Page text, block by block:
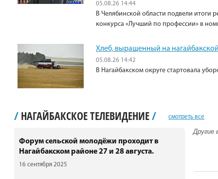
05.08.26 14:44
В Челябинской области подвели итоги
конкурса «Лучший по профессии» в
Хлеб, выращенный на
05.08.26 14:42
В Нагайбакском округе стартовала
/ НАГАЙБАКСКОЕ ТЕЛЕВИДЕНИЕ/ смотреть все
Форум сельской молодёжи проходит в
Нагайбакском районе 27 и 28 августа.
16 сентября 2025
Другие